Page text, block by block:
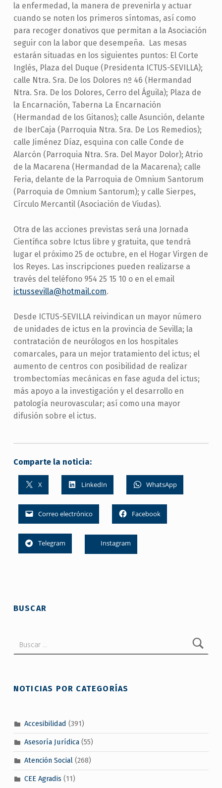
la enfermedad, la manera de prevenirla y actuar
cuando se noten los primeros síntomas, así como
para recoger donativos que permitan a la Asociación
seguir con la labor que desempeña. Las mesas
estarán situadas en los siguientes puntos: El Corte
Inglés, Plaza del Duque (Presidenta ICTUS-SEVILLA);
calle Ntra. Sra. De los Dolores nº 46 (Hermandad
Ntra. Sra. De los Dolores, Cerro del Águila); Plaza de
la Encarnación, Taberna La Encarnación
(Hermandad de los Gitanos); calle Asunción, delante
de IberCaja (Parroquia Ntra. Sra. De Los Remedios);
calle Jiménez Díaz, esquina con calle Conde de
Alarcón (Parroquia Ntra. Sra. Del Mayor Dolor); Atrio
de la Macarena (Hermandad de la Macarena); calle
Feria, delante de la Parroquia de Omnium Santorum
(Parroquia de Omnium Santorum); y calle Sierpes,
Círculo Mercantil (Asociación de Viudas).
Otra de las acciones previstas será una Jornada
Científica sobre Ictus libre y gratuita, que tendrá
lugar el próximo 25 de octubre, en el Hogar Virgen de
los Reyes. Las inscripciones pueden realizarse a
través del teléfono 954 25 15 10 o en el email
ictussevilla@hotmail.com.
Desde ICTUS-SEVILLA reivindican un mayor número
de unidades de ictus en la provincia de Sevilla; la
contratación de neurólogos en los hospitales
comarcales, para un mejor tratamiento del ictus; el
aumento de centros con posibilidad de realizar
trombectomías mecánicas en fase aguda del ictus;
más apoyo a la investigación y el desarrollo en
patología neurovascular; así como una mayor
difusión sobre el ictus.
Comparte la noticia:
X LinkedIn WhatsApp
Correo electrónico Facebook
Telegram Instagram
BUSCAR
NOTICIAS POR CATEGORÍAS
Accesibilidad (391)
Asesoría Jurídica(55)
Atención Social(268)
CEE Agradis (11)